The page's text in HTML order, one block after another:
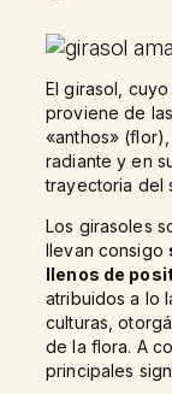
El girasol, cuyo
proviene de
«anthos»
radiante y en
trayectoria del
Los girasoles
llevan consigo
llenos de
atribuidos a lo
culturas,
de la flora. A
principales